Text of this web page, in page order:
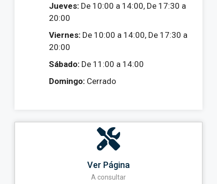
Jueves: De 10:00 a 14:00, De 17:30 a
20:00
Viernes: De 10:00 a 14:00, De 17:30 a
20:00
Sábado: De 11:00 a 14:00
Domingo: Cerrado
Ver Página
A consultar